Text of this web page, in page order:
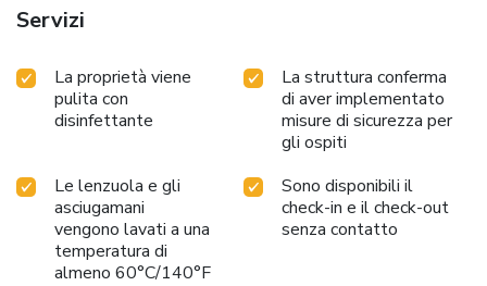
Servizi
La proprietà viene
pulita con
disinfettante
La struttura conferma
di aver implementato
misure di sicurezza per
gli ospiti
Le lenzuola e gli
asciugamani
vengono lavati a una
temperatura di
almeno 60°C/140°F
Sono disponibili il
check-in e il check-out
senza contatto